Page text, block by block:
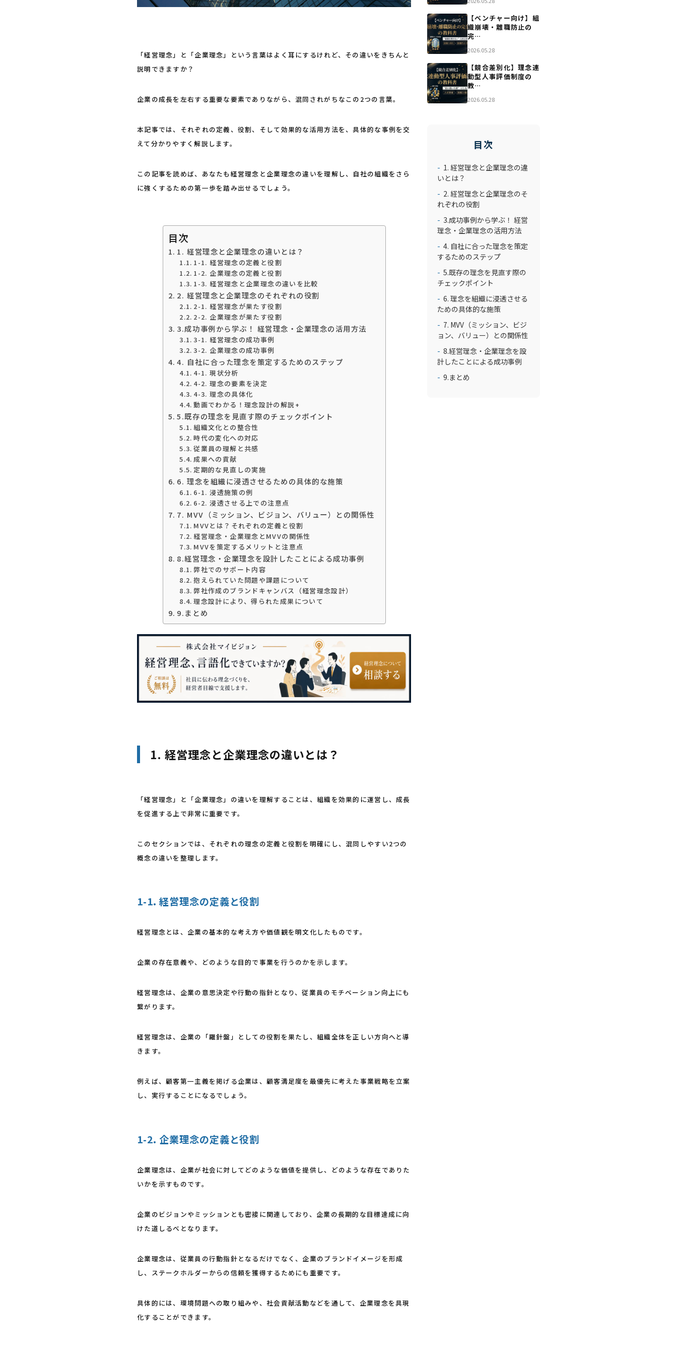
「経営理念」と「企業理念」という言葉はよく耳にするけれど、その違いをきちんと
説明できますか？
企業の成長を左右する重要な要素でありながら、混同されがちなこの2つの言葉。
本記事では、それぞれの定義、役割、そして効果的な活用方法を、具体的な事例を交
えて分かりやすく解説します。
この記事を読めば、あなたも経営理念と企業理念の違いを理解し、自社の組織をさら
に強くするための第一歩を踏み出せるでしょう。
目次
1. 経営理念と企業理念の違いとは？
1-1. 経営理念の定義と役割
1-2. 企業理念の定義と役割
1-3. 経営理念と企業理念の違いを比較
2. 経営理念と企業理念のそれぞれの役割
2-1. 経営理念が果たす役割
2-2. 企業理念が果たす役割
3.成功事例から学ぶ！ 経営理念・企業理念の活用方法
3-1. 経営理念の成功事例
3-2. 企業理念の成功事例
4. 自社に合った理念を策定するためのステップ
4-1. 現状分析
4-2. 理念の要素を決定
4-3. 理念の具体化
動画でわかる！理念設計の解説+
5.既存の理念を見直す際のチェックポイント
組織文化との整合性
時代の変化への対応
従業員の理解と共感
成果への貢献
定期的な見直しの実施
6. 理念を組織に浸透させるための具体的な施策
6-1. 浸透施策の例
6-2. 浸透させる上での注意点
7. MVV（ミッション、ビジョン、バリュー）との関係性
MVVとは？それぞれの定義と役割
経営理念・企業理念とMVVの関係性
MVVを策定するメリットと注意点
8.経営理念・企業理念を設計したことによる成功事例
弊社でのサポート内容
抱えられていた問題や課題について
弊社作成のブランドキャンバス（経営理念設計）
理念設計により、得られた成果について
9.まとめ
1. 経営理念と企業理念の違いとは？
「経営理念」と「企業理念」の違いを理解することは、組織を効果的に運営し、成長
を促進する上で非常に重要です。
このセクションでは、それぞれの理念の定義と役割を明確にし、混同しやすい2つの
概念の違いを整理します。
1-1. 経営理念の定義と役割
経営理念とは、企業の基本的な考え方や価値観を明文化したものです。
企業の存在意義や、どのような目的で事業を行うのかを示します。
経営理念は、企業の意思決定や行動の指針となり、従業員のモチベーション向上にも
繋がります。
経営理念は、企業の「羅針盤」としての役割を果たし、組織全体を正しい方向へと導
きます。
例えば、顧客第一主義を掲げる企業は、顧客満足度を最優先に考えた事業戦略を立案
し、実行することになるでしょう。
1-2. 企業理念の定義と役割
企業理念は、企業が社会に対してどのような価値を提供し、どのような存在でありた
いかを示すものです。
企業のビジョンやミッションとも密接に関連しており、企業の長期的な目標達成に向
けた道しるべとなります。
企業理念は、従業員の行動指針となるだけでなく、企業のブランドイメージを形成
し、ステークホルダーからの信頼を獲得するためにも重要です。
具体的には、環境問題への取り組みや、社会貢献活動などを通して、企業理念を具現
化することができます。
【ベンチャー向け】組
織崩壊・離職防止の
完…
2026.05.28
【競合差別化】理念連
動型人事評価制度の
教…
2026.05.28
目次
1. 経営理念と企業理念の違
いとは？
2. 経営理念と企業理念のそ
れぞれの役割
3.成功事例から学ぶ！ 経営
理念・企業理念の活用方法
4. 自社に合った理念を策定
するためのステップ
5.既存の理念を見直す際の
チェックポイント
6. 理念を組織に浸透させる
ための具体的な施策
7. MVV（ミッション、ビジ
ョン、バリュー）との関係性
8.経営理念・企業理念を設
計したことによる成功事例
9.まとめ